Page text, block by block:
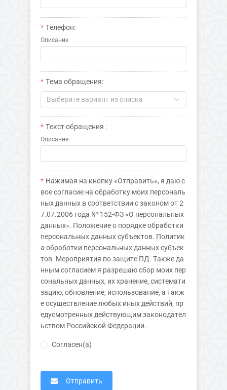
Телефон:
Описание
Тема обращения:
Выберите вариант из списка
Текст обращения :
Описание
Нажимая на кнопку «Отправить», я даю с
вое согласие на обработку моих персональ
ных данных в соответствии с законом от 2
7.07.2006 года № 152-ФЗ «О персональных
данных». Положение о порядке обработки
персональных данных субъектов. Политик
а обработки персональных данных субъек
тов. Мероприятия по защите ПД. Также да
нным согласием я разрешаю сбор моих пер
сональных данных, их хранение, системати
зацию, обновление, использование, а такж
е осуществление любых иных действий, пр
едусмотренных действующим законодател
ьством Российской Федерации.
Согласен(а)
Отправить